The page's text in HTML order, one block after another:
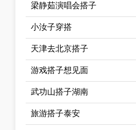
梁静茹演唱会搭子
小汝子穿搭
天津去北京搭子
游戏搭子想见面
武功山搭子湖南
旅游搭子泰安